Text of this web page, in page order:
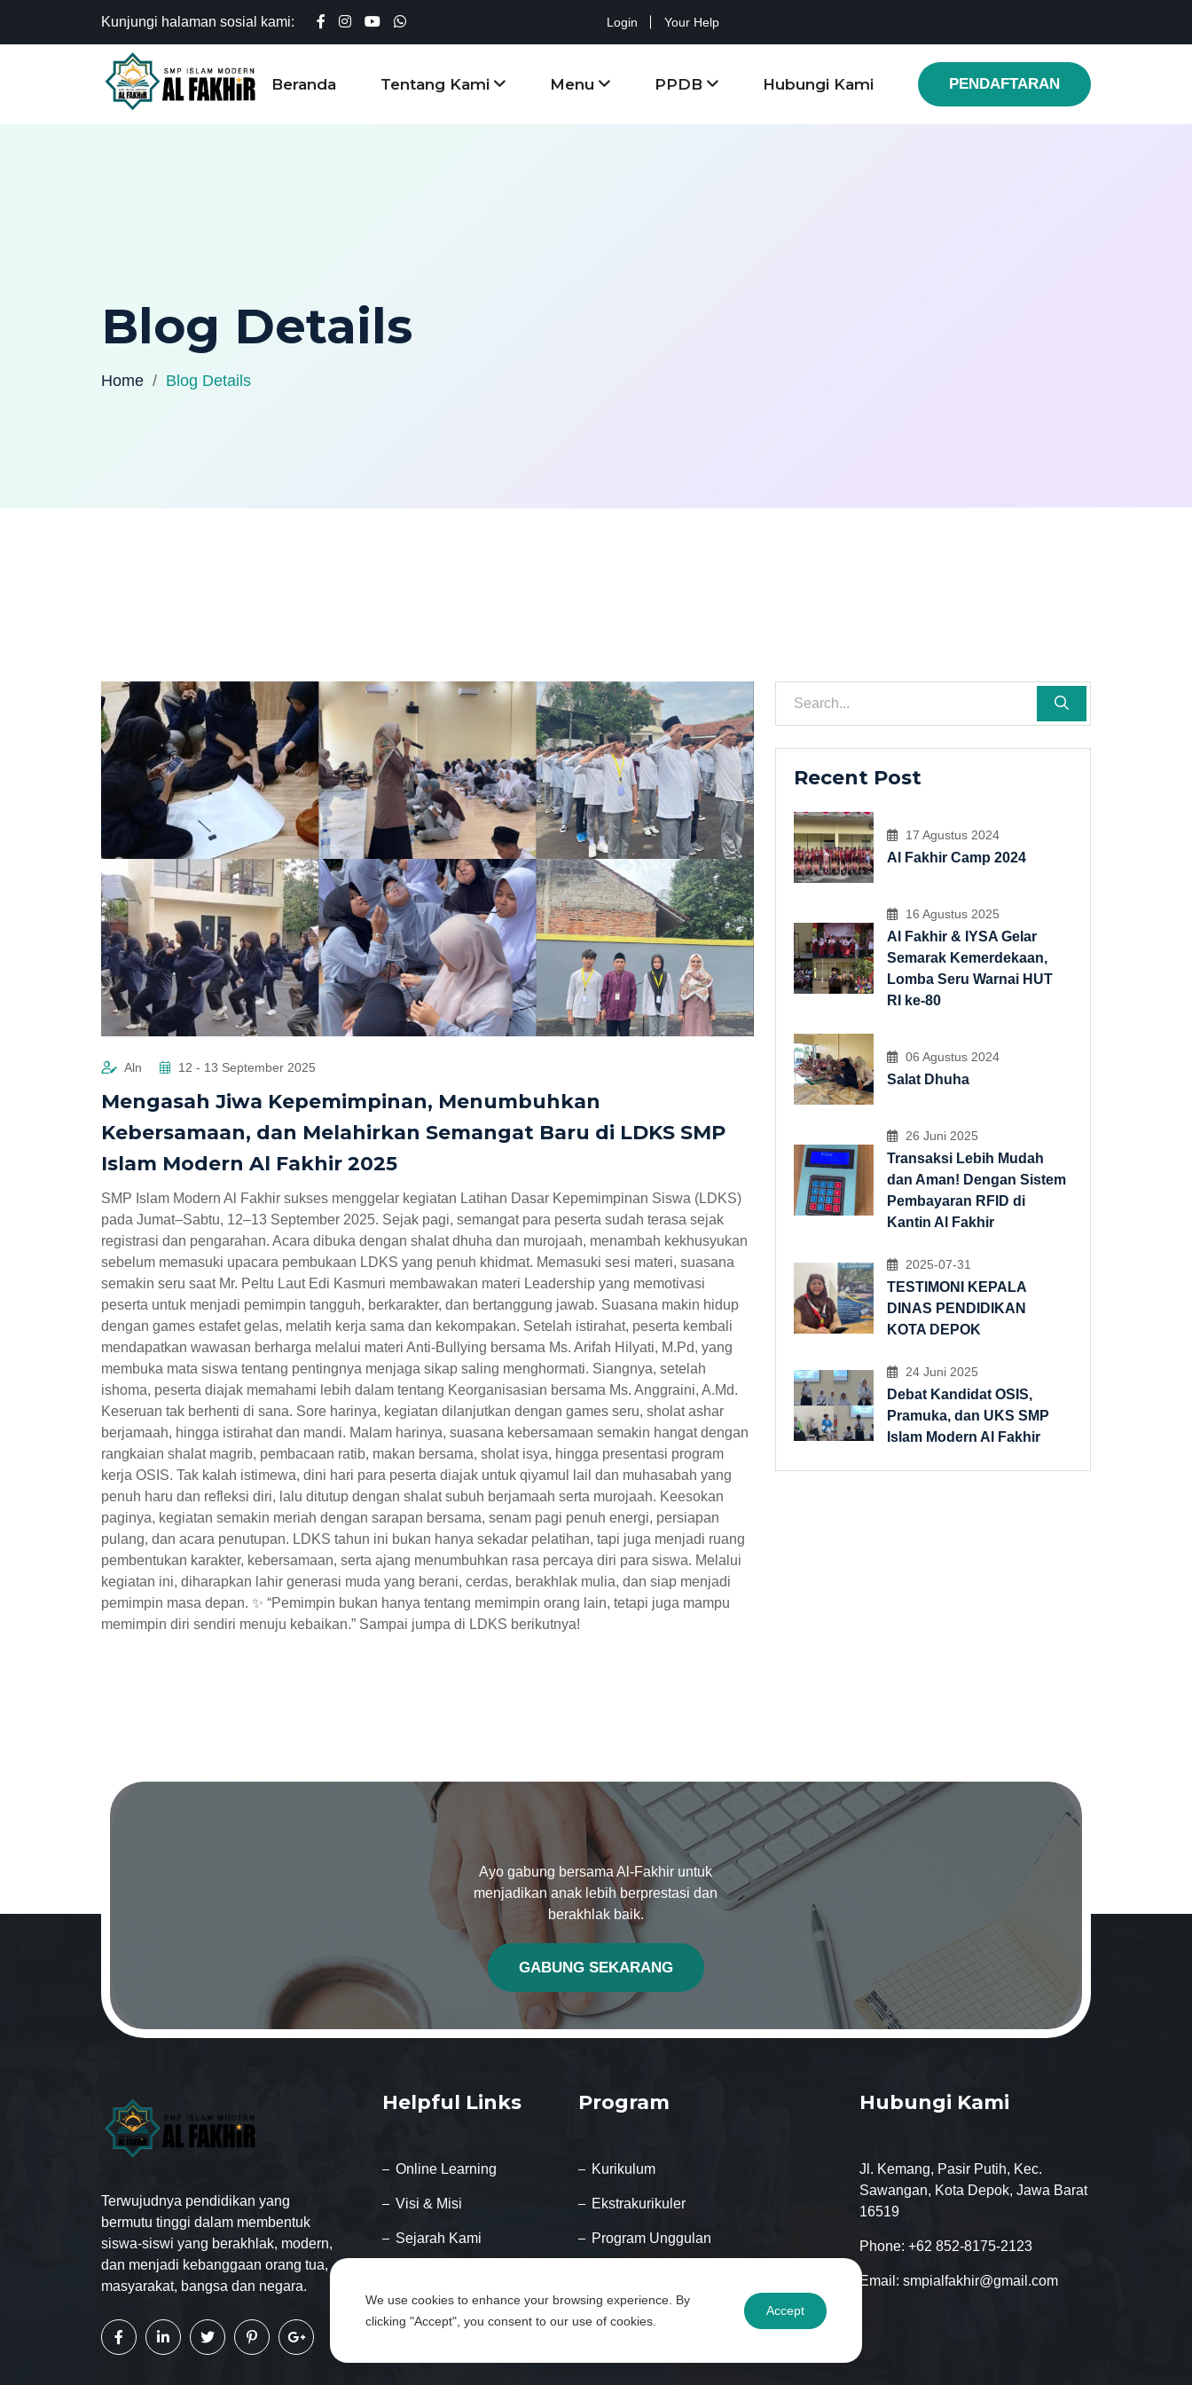
Kunjungi halaman sosial kami: Login Your Help
Beranda Tentang Kami Menu PPDB Hubungi Kami PENDAFTARAN
Blog Details
Home Blog Details
Aln 12 - 13 September 2025
Mengasah Jiwa Kepemimpinan, Menumbuhkan
Kebersamaan, dan Melahirkan Semangat Baru di LDKS SMP
Islam Modern Al Fakhir 2025
SMP Islam Modern Al Fakhir sukses menggelar kegiatan Latihan Dasar Kepemimpinan Siswa (LDKS)
pada Jumat–Sabtu, 12–13 September 2025. Sejak pagi, semangat para peserta sudah terasa sejak
registrasi dan pengarahan. Acara dibuka dengan shalat dhuha dan murojaah, menambah kekhusyukan
sebelum memasuki upacara pembukaan LDKS yang penuh khidmat. Memasuki sesi materi, suasana
semakin seru saat Mr. Peltu Laut Edi Kasmuri membawakan materi Leadership yang memotivasi
peserta untuk menjadi pemimpin tangguh, berkarakter, dan bertanggung jawab. Suasana makin hidup
dengan games estafet gelas, melatih kerja sama dan kekompakan. Setelah istirahat, peserta kembali
mendapatkan wawasan berharga melalui materi Anti-Bullying bersama Ms. Arifah Hilyati, M.Pd, yang
membuka mata siswa tentang pentingnya menjaga sikap saling menghormati. Siangnya, setelah
ishoma, peserta diajak memahami lebih dalam tentang Keorganisasian bersama Ms. Anggraini, A.Md.
Keseruan tak berhenti di sana. Sore harinya, kegiatan dilanjutkan dengan games seru, sholat ashar
berjamaah, hingga istirahat dan mandi. Malam harinya, suasana kebersamaan semakin hangat dengan
rangkaian shalat magrib, pembacaan ratib, makan bersama, sholat isya, hingga presentasi program
kerja OSIS. Tak kalah istimewa, dini hari para peserta diajak untuk qiyamul lail dan muhasabah yang
penuh haru dan refleksi diri, lalu ditutup dengan shalat subuh berjamaah serta murojaah. Keesokan
paginya, kegiatan semakin meriah dengan sarapan bersama, senam pagi penuh energi, persiapan
pulang, dan acara penutupan. LDKS tahun ini bukan hanya sekadar pelatihan, tapi juga menjadi ruang
pembentukan karakter, kebersamaan, serta ajang menumbuhkan rasa percaya diri para siswa. Melalui
kegiatan ini, diharapkan lahir generasi muda yang berani, cerdas, berakhlak mulia, dan siap menjadi
pemimpin masa depan. ✨ “Pemimpin bukan hanya tentang memimpin orang lain, tetapi juga mampu
memimpin diri sendiri menuju kebaikan.” Sampai jumpa di LDKS berikutnya!
Recent Post
17 Agustus 2024
Al Fakhir Camp 2024
16 Agustus 2025
Al Fakhir & IYSA Gelar
Semarak Kemerdekaan,
Lomba Seru Warnai HUT
RI ke-80
06 Agustus 2024
Salat Dhuha
26 Juni 2025
Transaksi Lebih Mudah
dan Aman! Dengan Sistem
Pembayaran RFID di
Kantin Al Fakhir
2025-07-31
TESTIMONI KEPALA
DINAS PENDIDIKAN
KOTA DEPOK
24 Juni 2025
Debat Kandidat OSIS,
Pramuka, dan UKS SMP
Islam Modern Al Fakhir
Ayo gabung bersama Al-Fakhir untuk
menjadikan anak lebih berprestasi dan
berakhlak baik.
GABUNG SEKARANG
Terwujudnya pendidikan yang
bermutu tinggi dalam membentuk
siswa-siswi yang berakhlak, modern,
dan menjadi kebanggaan orang tua,
masyarakat, bangsa dan negara.
Helpful Links
Online Learning
Visi & Misi
Sejarah Kami
Pendaftaran Online
Program
Kurikulum
Ekstrakurikuler
Program Unggulan
Program Beasiswa
Hubungi Kami
Jl. Kemang, Pasir Putih, Kec.
Sawangan, Kota Depok, Jawa Barat
16519
Phone: +62 852-8175-2123
Email: smpialfakhir@gmail.com
We use cookies to enhance your browsing experience. By
clicking "Accept", you consent to our use of cookies.
Accept